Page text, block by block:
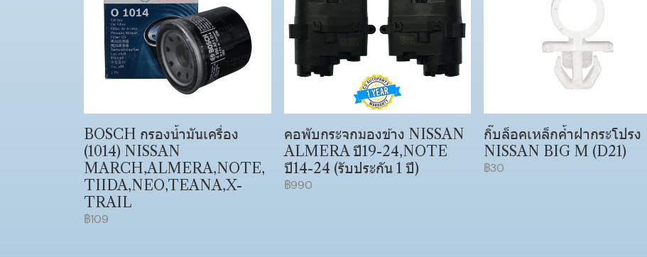
BOSCH กรองน้ำมันเครื่อง
(1014) NISSAN
MARCH,ALMERA,NOTE,
TIIDA,NEO,TEANA,X-
TRAIL
฿109
คอพับกระจกมองข้าง NISSAN
ALMERA ปี19-24,NOTE
ปี14-24 (รับประกัน 1 ปี)
฿990
กิ๊บล็อคเหล็กค้ำฝากระโปรง
NISSAN BIG M (D21)
฿30